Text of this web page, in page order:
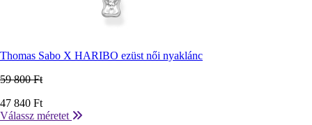
Thomas Sabo X HARIBO ezüst női nyaklánc
59 800 Ft
Ár
47 840 Ft
Válassz méretet